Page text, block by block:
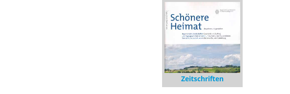
Zeitschriften